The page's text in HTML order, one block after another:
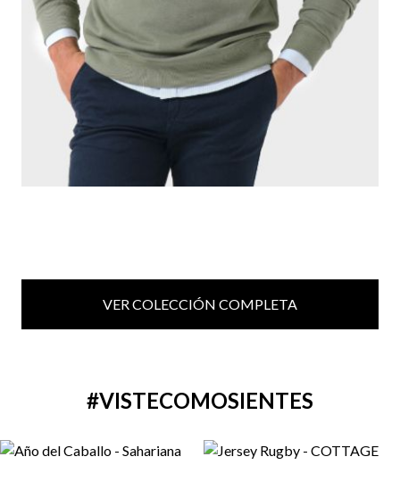
VER COLECCIÓN COMPLETA
#VISTECOMOSIENTES